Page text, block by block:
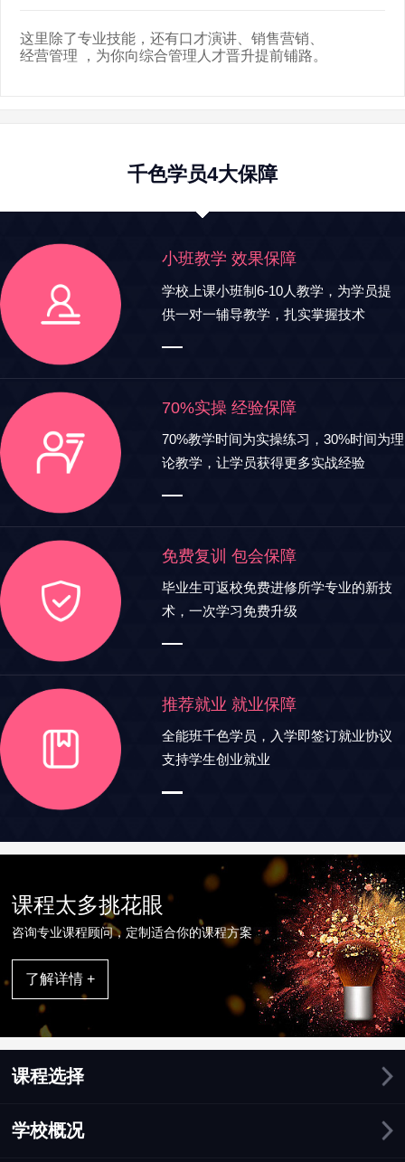
这里除了专业技能，还有口才演讲、销售营销、
经营管理 ，为你向综合管理人才晋升提前铺路。
千色学员4大保障
小班教学 效果保障
学校上课小班制6-10人教学，为学员提
供一对一辅导教学，扎实掌握技术
70%实操 经验保障
70%教学时间为实操练习，30%时间为理
论教学，让学员获得更多实战经验
免费复训 包会保障
毕业生可返校免费进修所学专业的新技
术，一次学习免费升级
推荐就业 就业保障
全能班千色学员，入学即签订就业协议
支持学生创业就业
课程太多挑花眼
咨询专业课程顾问，定制适合你的课程方案
了解详情 +
课程选择
学校概况